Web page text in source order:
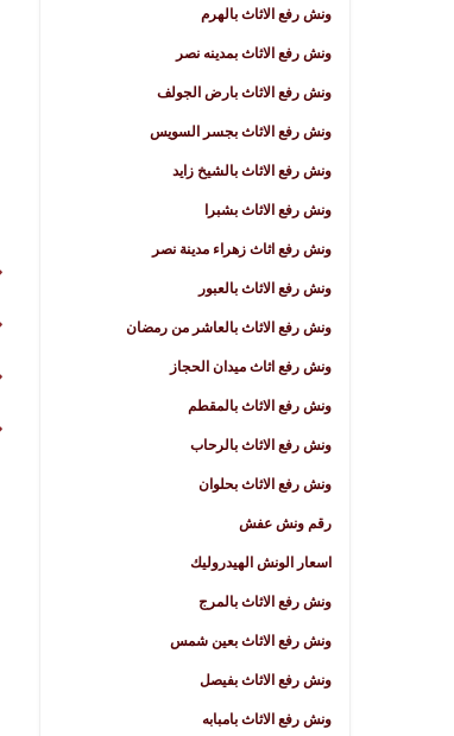
ونش رفع الاثاث بالهرم
ونش رفع الاثاث بمدينه نصر
ونش رفع الاثاث بارض الجولف
ونش رفع الاثاث بجسر السويس
ونش رفع الاثاث بالشيخ زايد
ونش رفع الاثاث بشبرا
ونش رفع اثاث زهراء مدينة نصر
ونش رفع الاثاث بالعبور
ونش رفع الاثاث بالعاشر من رمضان
ونش رفع اثاث ميدان الحجاز
ونش رفع الاثاث بالمقطم
ونش رفع الاثاث بالرحاب
ونش رفع الاثاث بحلوان
رقم ونش عفش
اسعار الونش الهيدروليك
ونش رفع الاثاث بالمرج
ونش رفع الاثاث بعين شمس
ونش رفع الاثاث بفيصل
ونش رفع الاثاث بامبابه